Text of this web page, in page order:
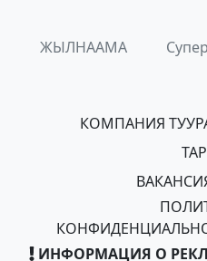
ЖЫЛНААМА
КОМПАНИЯ
ИНФОРМАЦИЯ О